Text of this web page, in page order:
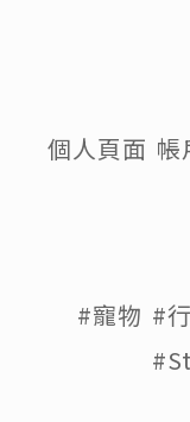
個人頁面 帳
#寵物 #